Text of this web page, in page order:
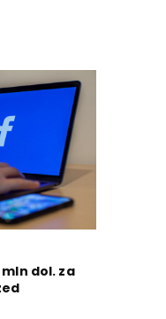
dol. za